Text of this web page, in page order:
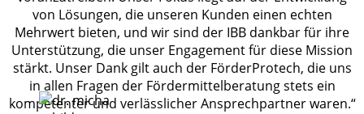
von Lösungen, die unseren Kunden einen echten
Mehrwert bieten, und wir sind der IBB dankbar für ihre
Unterstützung, die unser Engagement für diese Mission
stärkt. Unser Dank gilt auch der FörderProtech, die uns
in allen Fragen der Fördermittelberatung stets ein
kompetenter und verlässlicher Ansprechpartner waren.“